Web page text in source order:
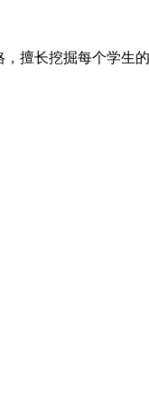
擅长挖掘每个学生